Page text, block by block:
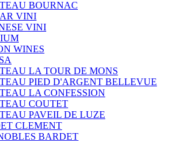
BOURNAC
VINI
VINI
WINES
LA TOUR DE MONS
PIED D'ARGENT BELLEVUE
LA CONFESSION
COUTET
PAVEIL DE LUZE
CLEMENT
BARDET